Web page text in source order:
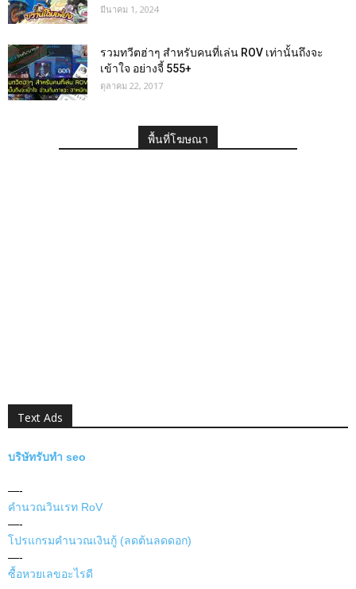
มีนาคม 1, 2024
รวมทวีตฮ่าๆ สำหรับคนที่เล่น ROV เท่านั้นถึงจะ
เข้าใจ อย่างจี้ 555+
ตุลาคม 22, 2017
พื้นที่โฆษณา
Text Ads
บริษัทรับทำ seo
—-
คำนวณวินเรท RoV
—-
โปรแกรมคำนวณเงินกู้ (ลดต้นลดดอก)
—-
ซื้อหวยเลขอะไรดี